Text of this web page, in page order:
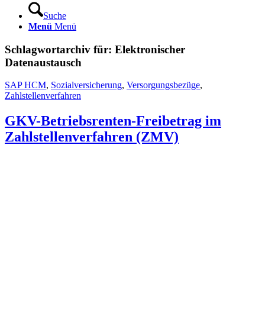
Suche
Menü Menü
Schlagwortarchiv für: Elektronischer
Datenaustausch
SAP HCM, Sozialversicherung, Versorgungsbezüge,
Zahlstellenverfahren
GKV-Betriebsrenten-Freibetrag im
Zahlstellenverfahren (ZMV)